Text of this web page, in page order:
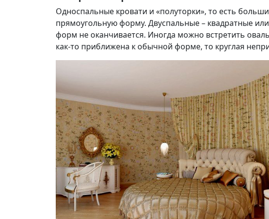
Односпальные кровати и «полуторки», то есть
прямоугольную форму. Двуспальные – квадратные
форм не оканчивается. Иногда можно встретить
как-то приближена к обычной форме, то круглая